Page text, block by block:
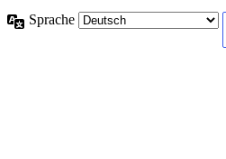
Sprache